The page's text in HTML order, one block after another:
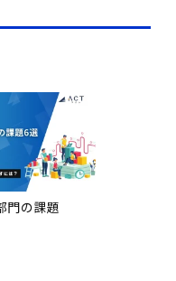
門の課題